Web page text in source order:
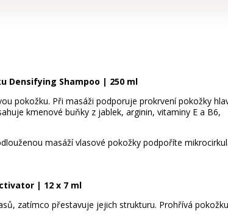
Densifying Shampoo | 250 ml
pokožku. Při masáži podporuje prokrvení pokožky
kmenové buňky z jablek, arginin, vitaminy E a B6,
masáží vlasové pokožky podpoříte
| 12 x 7 ml
zatímco přestavuje jejich strukturu. Prohřívá pokožku